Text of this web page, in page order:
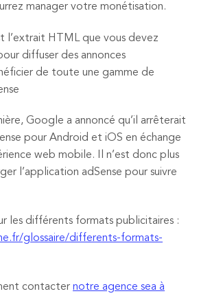
manager votre monétisation.
l’extrait HTML que vous devez
diffuser des annonces
de toute une gamme de
Google a annoncé qu’il arrêterait
pour Android et iOS en échange
web mobile. Il n’est donc plus
l’application adSense pour suivre
les différents formats publicitaires :
glossaire/differents-formats-
contacter notre agence sea à